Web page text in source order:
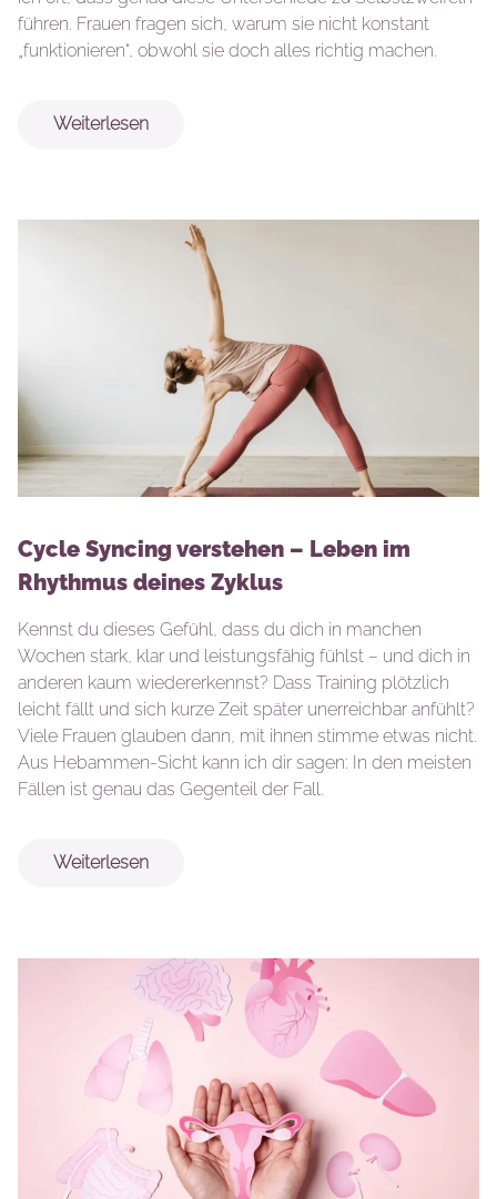
führen. Frauen fragen sich, warum sie nicht konstant
„funktionieren“, obwohl sie doch alles richtig machen.
Weiterlesen
Cycle Syncing verstehen – Leben im
Rhythmus deines Zyklus
Kennst du dieses Gefühl, dass du dich in manchen
Wochen stark, klar und leistungsfähig fühlst – und dich in
anderen kaum wiedererkennst? Dass Training plötzlich
leicht fällt und sich kurze Zeit später unerreichbar anfühlt?
Viele Frauen glauben dann, mit ihnen stimme etwas nicht.
Aus Hebammen-Sicht kann ich dir sagen: In den meisten
Fällen ist genau das Gegenteil der Fall.
Weiterlesen